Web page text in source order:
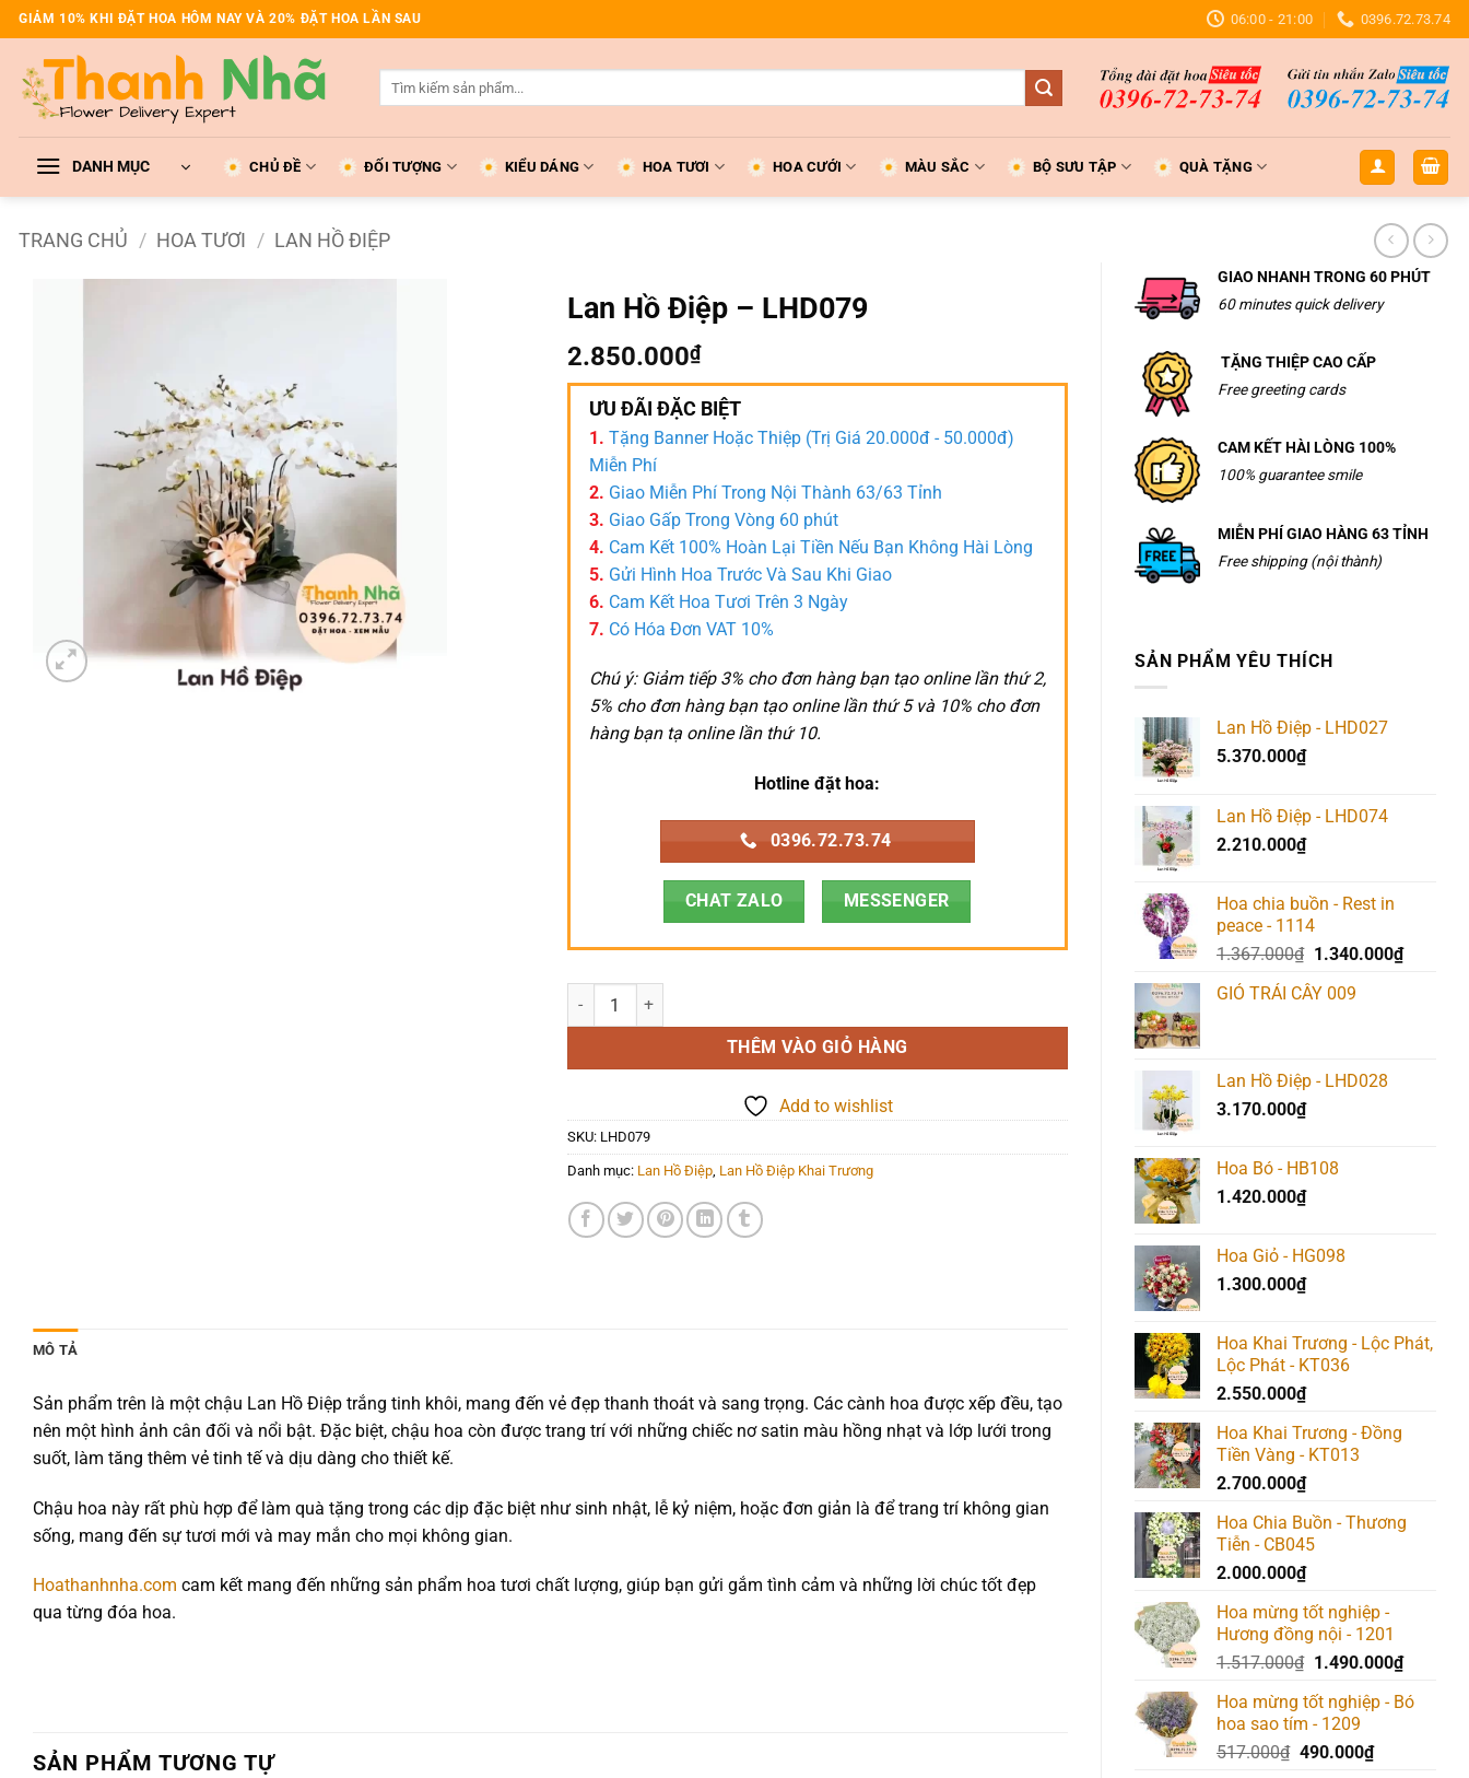
Bỏ
qua
dung
GIẢM 10% KHI ĐẶT HOA HÔM NAY VÀ 20% ĐẶT HOA LẦN SAU 06:00 - 21:00 0396.72.73.74
DANH MỤC CHỦ ĐỀ ĐỐI TƯỢNG KIỂU DÁNG HOA TƯƠI HOA CƯỚI MÀU SẮC BỘ SƯU TẬP QUÀ TẶNG
TRANG CHỦ / HOA TƯƠI / LAN HỒ ĐIỆP
GIAO NHANH TRONG 60 PHÚT
60 minutes quick delivery
TẶNG THIỆP CAO CẤP
Free greeting cards
CAM KẾT HÀI LÒNG 100%
100% guarantee smile
MIỄN PHÍ GIAO HÀNG 63 TỈNH
Free shipping (nội thành)
SẢN PHẨM YÊU THÍCH
Lan Hồ Điệp - LHD027
5.370.000₫
Lan Hồ Điệp - LHD074
2.210.000₫
Hoa chia buồn - Rest in
peace - 1114
1.367.000₫ Giá
là:
1.340.000₫Giá
GIỎ TRÁI CÂY 009
Lan Hồ Điệp - LHD028
3.170.000₫
Hoa Bó - HB108
1.420.000₫
Hoa Giỏ - HG098
1.300.000₫
Hoa Khai Trương - Lộc Phát,
Lộc Phát - KT036
2.550.000₫
Hoa Khai Trương - Đồng
Tiền Vàng - KT013
2.700.000₫
Hoa Chia Buồn - Thương
Tiễn - CB045
2.000.000₫
Hoa mừng tốt nghiệp -
Hương đồng nội - 1201
1.517.000₫ Giá
là:
1.517.000₫.
1.490.000₫Giá
tại
Hoa mừng tốt nghiệp - Bó
hoa sao tím - 1209
517.000₫ Giá
490.000₫Giá
Lan Hồ Điệp – LHD079
2.850.000₫
ƯU ĐÃI ĐẶC BIỆT
1. Tặng Banner Hoặc Thiệp (Trị Giá 20.000đ - 50.000đ)
Miễn Phí
2. Giao Miễn Phí Trong Nội Thành 63/63 Tỉnh
3. Giao Gấp Trong Vòng 60 phút
4. Cam Kết 100% Hoàn Lại Tiền Nếu Bạn Không Hài Lòng
5. Gửi Hình Hoa Trước Và Sau Khi Giao
6. Cam Kết Hoa Tươi Trên 3 Ngày
7. Có Hóa Đơn VAT 10%
Chú ý: Giảm tiếp 3% cho đơn hàng bạn tạo online lần thứ 2,
5% cho đơn hàng bạn tạo online lần thứ 5 và 10% cho đơn
hàng bạn tạ online lần thứ 10.
Hotline đặt hoa:
0396.72.73.74
CHAT ZALO MESSENGER
Lan Hồ Điệp - LHD079 số lượng
THÊM VÀO GIỎ HÀNG
Add to wishlist
SKU: LHD079
Danh mục: Lan Hồ Điệp, Lan Hồ Điệp Khai Trương
MÔ TẢ
Sản phẩm trên là một chậu Lan Hồ Điệp trắng tinh khôi, mang đến vẻ đẹp thanh thoát và sang trọng. Các cành hoa được xếp đều, tạo
nên một hình ảnh cân đối và nổi bật. Đặc biệt, chậu hoa còn được trang trí với những chiếc nơ satin màu hồng nhạt và lớp lưới trong
suốt, làm tăng thêm vẻ tinh tế và dịu dàng cho thiết kế.
Chậu hoa này rất phù hợp để làm quà tặng trong các dịp đặc biệt như sinh nhật, lễ kỷ niệm, hoặc đơn giản là để trang trí không gian
sống, mang đến sự tươi mới và may mắn cho mọi không gian.
Hoathanhnha.com cam kết mang đến những sản phẩm hoa tươi chất lượng, giúp bạn gửi gắm tình cảm và những lời chúc tốt đẹp
qua từng đóa hoa.
SẢN PHẨM TƯƠNG TỰ